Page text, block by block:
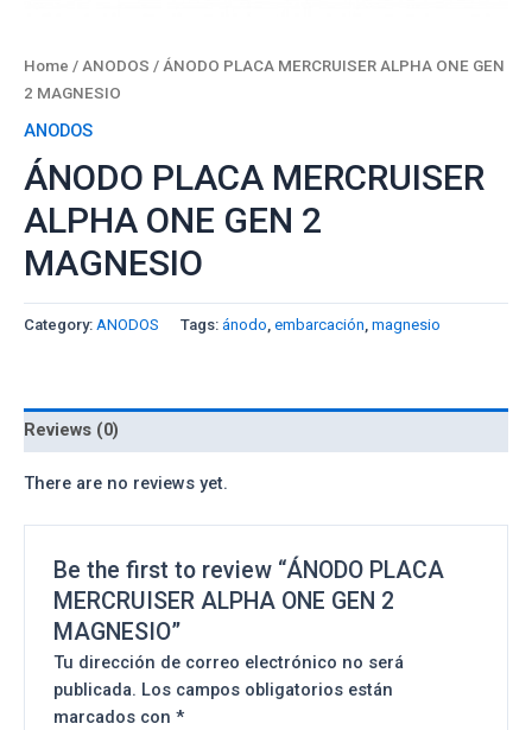
Home / ANODOS / ÁNODO PLACA MERCRUISER ALPHA ONE GEN
2 MAGNESIO
ANODOS
ÁNODO PLACA MERCRUISER
ALPHA ONE GEN 2
MAGNESIO
Category: ANODOS Tags: ánodo, embarcación, magnesio
Reviews (0)
There are no reviews yet.
Be the first to review “ÁNODO PLACA
MERCRUISER ALPHA ONE GEN 2
MAGNESIO”
Tu dirección de correo electrónico no será
publicada. Los campos obligatorios están
marcados con*